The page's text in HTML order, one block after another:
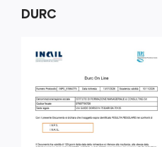
DURC